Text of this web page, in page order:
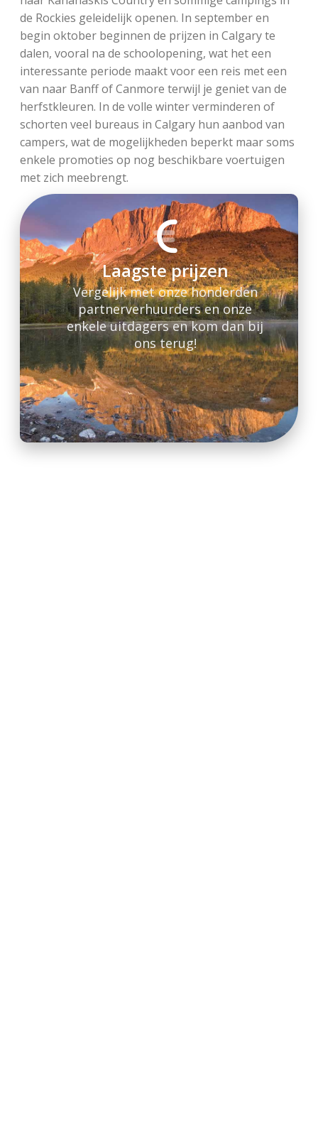
de Rockies geleidelijk openen. In september en
begin oktober beginnen de prijzen in Calgary te
dalen, vooral na de schoolopening, wat het een
interessante periode maakt voor een reis met een
van naar Banff of Canmore terwijl je geniet van de
herfstkleuren. In de volle winter verminderen of
schorten veel bureaus in Calgary hun aanbod van
campers, wat de mogelijkheden beperkt maar soms
enkele promoties op nog beschikbare voertuigen
met zich meebrengt.
Laagste prijzen
Vergelijk met onze honderden
partnerverhuurders en onze
enkele uitdagers en kom dan bij
ons terug!